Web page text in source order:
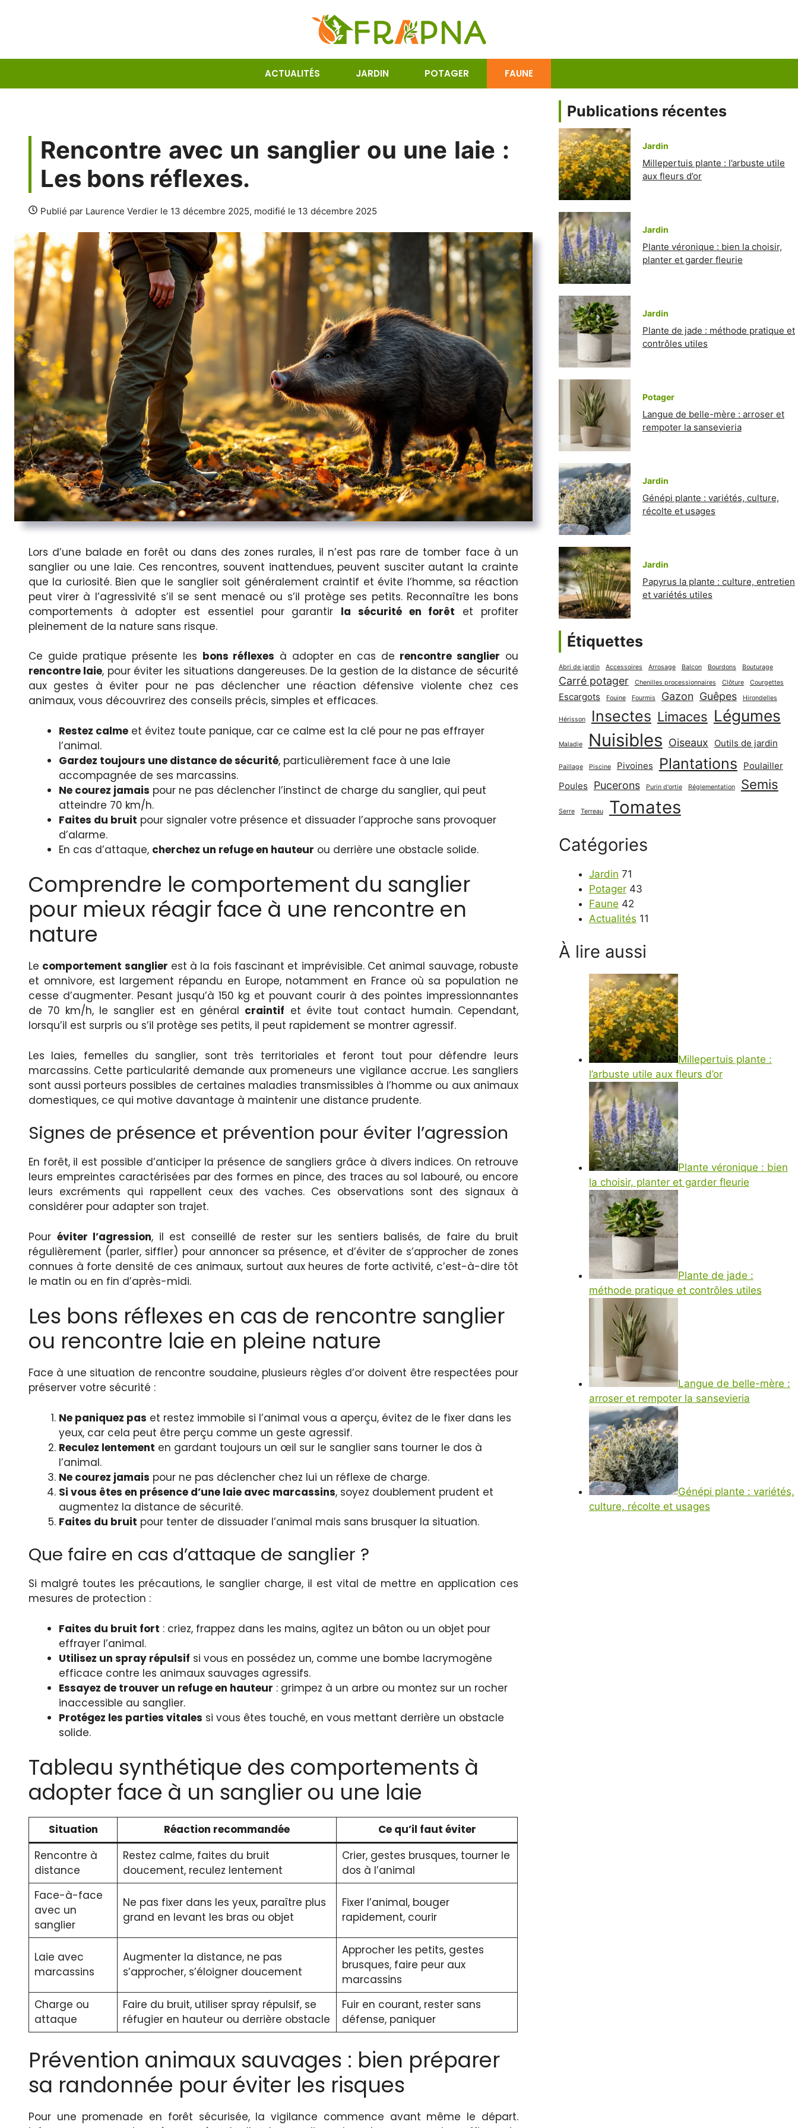
ACTUALITÉS JARDIN POTAGER FAUNE
Rencontre avec un sanglier ou une laie :
Les bons réflexes.
Publié par Laurence Verdier le 13 décembre 2025, modifié le 13 décembre 2025
Lors d’une balade en forêt ou dans des zones rurales, il n’est pas rare de tomber face à un
sanglier ou une laie. Ces rencontres, souvent inattendues, peuvent susciter autant la crainte
que la curiosité. Bien que le sanglier soit généralement craintif et évite l’homme, sa réaction
peut virer à l’agressivité s’il se sent menacé ou s’il protège ses petits. Reconnaître les bons
comportements à adopter est essentiel pour garantir la sécurité en forêt et profiter
pleinement de la nature sans risque.
Ce guide pratique présente les bons réflexes à adopter en cas de rencontre sanglier ou
rencontre laie, pour éviter les situations dangereuses. De la gestion de la distance de sécurité
aux gestes à éviter pour ne pas déclencher une réaction défensive violente chez ces
animaux, vous découvrirez des conseils précis, simples et efficaces.
Restez calme et évitez toute panique, car ce calme est la clé pour ne pas effrayer
l’animal.
Gardez toujours une distance de sécurité, particulièrement face à une laie
accompagnée de ses marcassins.
Ne courez jamais pour ne pas déclencher l’instinct de charge du sanglier, qui peut
atteindre 70 km/h.
Faites du bruit pour signaler votre présence et dissuader l’approche sans provoquer
d’alarme.
En cas d’attaque, cherchez un refuge en hauteur ou derrière une obstacle solide.
Comprendre le comportement du sanglier
pour mieux réagir face à une rencontre en
nature
Le comportement sanglier est à la fois fascinant et imprévisible. Cet animal sauvage, robuste
et omnivore, est largement répandu en Europe, notamment en France où sa population ne
cesse d’augmenter. Pesant jusqu’à 150 kg et pouvant courir à des pointes impressionnantes
de 70 km/h, le sanglier est en général craintif et évite tout contact humain. Cependant,
lorsqu’il est surpris ou s’il protège ses petits, il peut rapidement se montrer agressif.
Les laies, femelles du sanglier, sont très territoriales et feront tout pour défendre leurs
marcassins. Cette particularité demande aux promeneurs une vigilance accrue. Les sangliers
sont aussi porteurs possibles de certaines maladies transmissibles à l’homme ou aux animaux
domestiques, ce qui motive davantage à maintenir une distance prudente.
Signes de présence et prévention pour éviter l’agression
En forêt, il est possible d’anticiper la présence de sangliers grâce à divers indices. On retrouve
leurs empreintes caractérisées par des formes en pince, des traces au sol labouré, ou encore
leurs excréments qui rappellent ceux des vaches. Ces observations sont des signaux à
considérer pour adapter son trajet.
Pour éviter l’agression, il est conseillé de rester sur les sentiers balisés, de faire du bruit
régulièrement (parler, siffler) pour annoncer sa présence, et d’éviter de s’approcher de zones
connues à forte densité de ces animaux, surtout aux heures de forte activité, c’est-à-dire tôt
le matin ou en fin d’après-midi.
Les bons réflexes en cas de rencontre sanglier
ou rencontre laie en pleine nature
Face à une situation de rencontre soudaine, plusieurs règles d’or doivent être respectées pour
préserver votre sécurité :
Ne paniquez pas et restez immobile si l’animal vous a aperçu, évitez de le fixer dans les
yeux, car cela peut être perçu comme un geste agressif.
Reculez lentement en gardant toujours un œil sur le sanglier sans tourner le dos à
l’animal.
Ne courez jamais pour ne pas déclencher chez lui un réflexe de charge.
Si vous êtes en présence d’une laie avec marcassins, soyez doublement prudent et
augmentez la distance de sécurité.
Faites du bruit pour tenter de dissuader l’animal mais sans brusquer la situation.
Que faire en cas d’attaque de sanglier ?
Si malgré toutes les précautions, le sanglier charge, il est vital de mettre en application ces
mesures de protection :
Faites du bruit fort : criez, frappez dans les mains, agitez un bâton ou un objet pour
effrayer l’animal.
Utilisez un spray répulsif si vous en possédez un, comme une bombe lacrymogène
efficace contre les animaux sauvages agressifs.
Essayez de trouver un refuge en hauteur : grimpez à un arbre ou montez sur un rocher
inaccessible au sanglier.
Protégez les parties vitales si vous êtes touché, en vous mettant derrière un obstacle
solide.
Tableau synthétique des comportements à
adopter face à un sanglier ou une laie
Situation Réaction recommandée
Ce qu’il faut éviter
Rencontre à
distance
Restez calme, faites du bruit
doucement, reculez lentement
Crier, gestes brusques, tourner le
dos à l’animal
Face-à-face
avec un
sanglier
Ne pas fixer dans les yeux, paraître plus
grand en levant les bras ou objet
Fixer l’animal, bouger
rapidement, courir
Laie avec
marcassins
Augmenter la distance, ne pas
s’approcher, s’éloigner doucement
Approcher les petits, gestes
brusques, faire peur aux
marcassins
Charge ou
attaque
Faire du bruit, utiliser spray répulsif, se
réfugier en hauteur ou derrière obstacle
Fuir en courant, rester sans
défense, paniquer
Prévention animaux sauvages : bien préparer
sa randonnée pour éviter les risques
Pour une promenade en forêt sécurisée, la vigilance commence avant même le départ.
Publications récentes
Jardin
Millepertuis plante : l’arbuste utile
aux fleurs d’or
Jardin
Plante véronique : bien la choisir,
planter et garder fleurie
Jardin
Plante de jade : méthode pratique et
contrôles utiles
Potager
Langue de belle-mère : arroser et
rempoter la sansevieria
Jardin
Génépi plante : variétés, culture,
récolte et usages
Jardin
Papyrus la plante : culture, entretien
et variétés utiles
Étiquettes
Abri de jardin Accessoires Arrosage Balcon Bourdons Bouturage
Carré potager Chenilles processionnaires Clôture Courgettes
Escargots Fouine Fourmis Gazon Guêpes Hirondelles
Hérisson Insectes Limaces Légumes
Maladie Nuisibles Oiseaux Outils de jardin
Paillage Piscine Pivoines Plantations
Poulailler
Poules
Pucerons Purin d'ortie Réglementation Semis
Serre Terreau
Tomates
Catégories
Jardin 71
Potager 43
Faune 42
Actualités 11
À lire aussi
Millepertuis plante :
l’arbuste utile aux fleurs d’or
Plante véronique : bien
la choisir, planter et garder fleurie
Plante de jade :
méthode pratique et contrôles utiles
Langue de belle-mère :
arroser et rempoter la sansevieria
Génépi plante : variétés,
culture, récolte et usages